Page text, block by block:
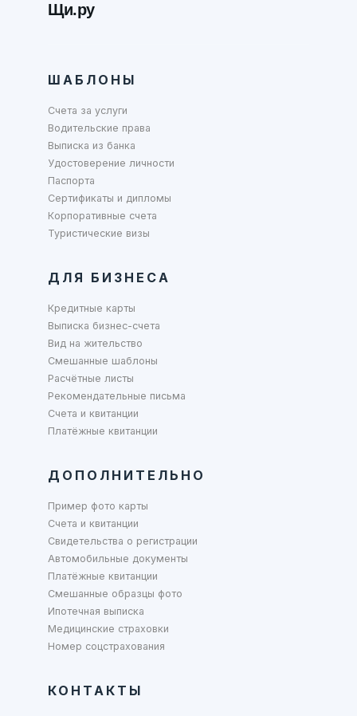
Щи.ру
ШАБЛОНЫ
Счета за услуги
Водительские права
Выписка из банка
Удостоверение личности
Паспорта
Сертификаты и дипломы
Корпоративные счета
Туристические визы
ДЛЯ БИЗНЕСА
Кредитные карты
Выписка бизнес-счета
Вид на жительство
Смешанные шаблоны
Расчётные листы
Рекомендательные письма
Счета и квитанции
Платёжные квитанции
ДОПОЛНИТЕЛЬНО
Пример фото карты
Счета и квитанции
Свидетельства о регистрации
Автомобильные документы
Платёжные квитанции
Смешанные образцы фото
Ипотечная выписка
Медицинские страховки
Номер соцстрахования
КОНТАКТЫ